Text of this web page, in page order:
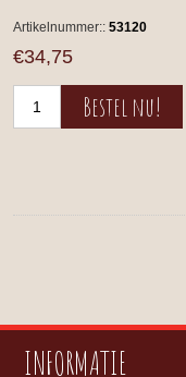
Artikelnummer:: 53120
€34,75
INFORMATIE